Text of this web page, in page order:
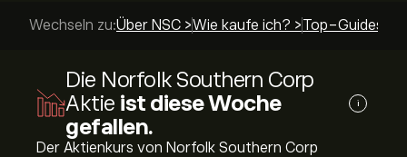
Wechseln zu:Über NSC >Wie kaufe ich? >Top-Guides >
Die Norfolk Southern Corp
Aktie ist diese Woche
gefallen.
i
Der Aktienkurs von Norfolk Southern Corp